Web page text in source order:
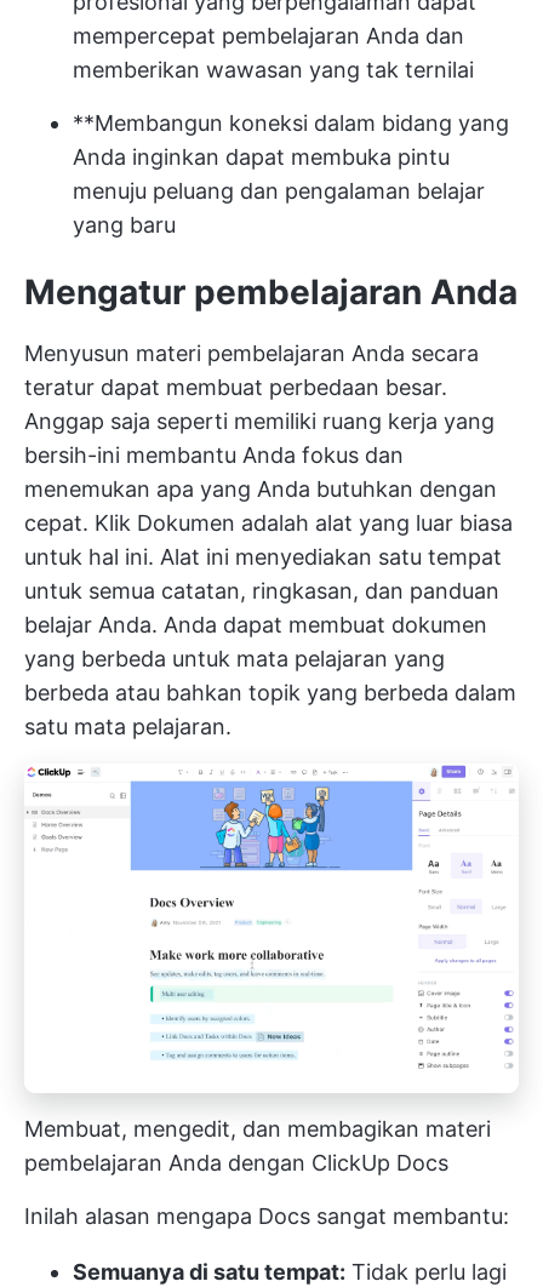
mempercepat pembelajaran Anda dan
memberikan wawasan yang tak ternilai
**Membangun koneksi dalam bidang yang
Anda inginkan dapat membuka pintu
menuju peluang dan pengalaman belajar
yang baru
Mengatur pembelajaran Anda
Menyusun materi pembelajaran Anda secara
teratur dapat membuat perbedaan besar.
Anggap saja seperti memiliki ruang kerja yang
bersih-ini membantu Anda fokus dan
menemukan apa yang Anda butuhkan dengan
cepat. Klik Dokumen adalah alat yang luar biasa
untuk hal ini. Alat ini menyediakan satu tempat
untuk semua catatan, ringkasan, dan panduan
belajar Anda. Anda dapat membuat dokumen
yang berbeda untuk mata pelajaran yang
berbeda atau bahkan topik yang berbeda dalam
satu mata pelajaran.
Membuat, mengedit, dan membagikan materi
pembelajaran Anda dengan ClickUp Docs
Inilah alasan mengapa Docs sangat membantu:
Semuanya di satu tempat: Tidak perlu lagi